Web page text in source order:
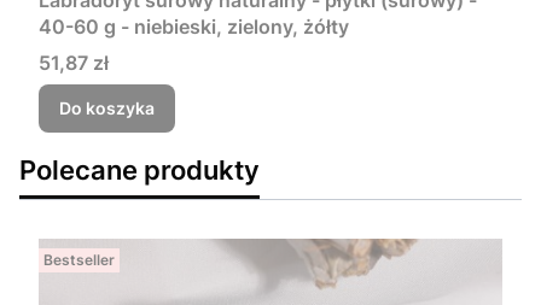
40-60 g - niebieski, zielony, żółty
Cena
51,87 zł
Do koszyka
Polecane produkty
Bestseller